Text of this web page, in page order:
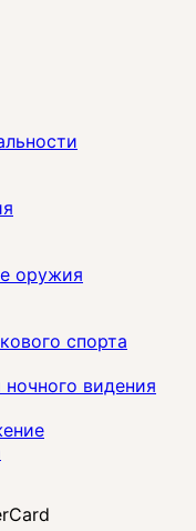
оружия
спорта
видения